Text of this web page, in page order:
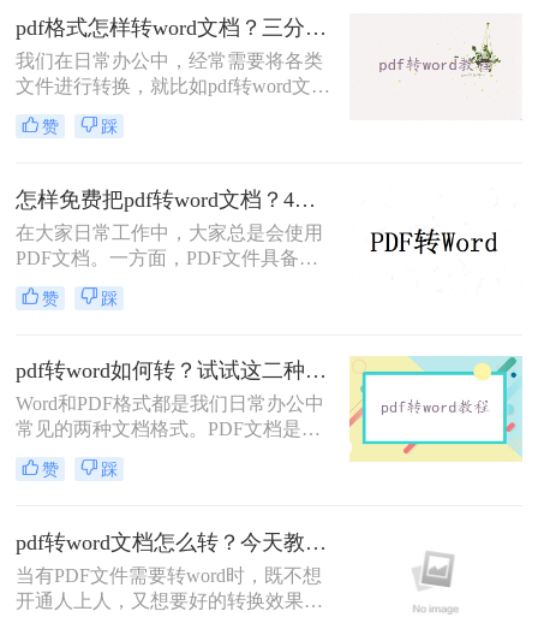
转转大师PDF转换器将两种格式的文
件进行转换，很快就能搞定。
pdf格式怎样转word文档？三分钟让你学会5个好用方法！
我们在日常办公中，经常需要将各类
文件进行转换，就比如pdf转word文
档，那就看看我的分享，学会这5个
好用方法，即使你是新手小白也能知
赞 踩
怎样免费把pdf转word文档？4种不同的pdf转换方法！
在大家日常工作中，大家总是会使用
PDF文档。一方面，PDF文件具备非
常好的兼容模式，在传达给他人时可
以非常好的防止文档发生乱码的情
档。近期，有很多朋友都问到这样的
问题，想要改动PDF文件那么最好的
放就是将pdf转word文档，那么怎样免
费把pdf转word文档呢？
赞 踩
pdf转word如何转？试试这二种方法！
Word和PDF格式都是我们日常办公中
常见的两种文档格式。PDF文档是常
用文档中最便捷的阅读方式，有着不
易被任意编辑修改的特点，而word文
赞 踩
pdf转word文档怎么转？今天教会你！
当有PDF文件需要转word时，既不想
开通人上人，又想要好的转换效果该